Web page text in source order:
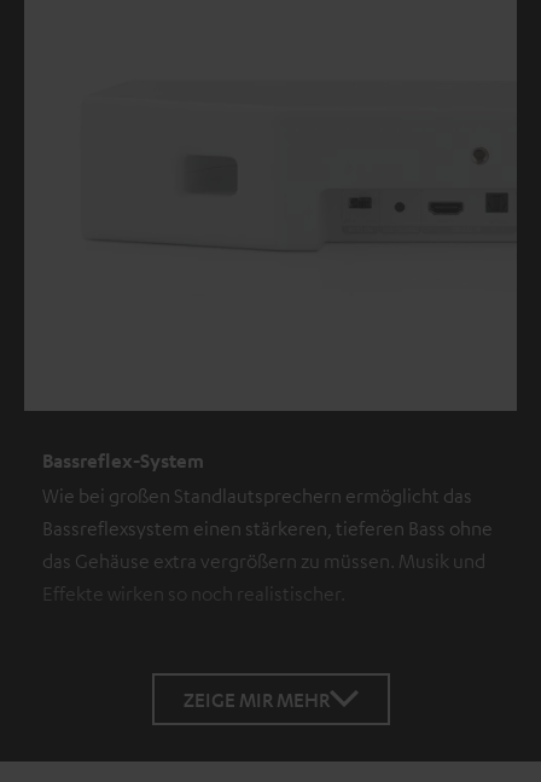
Bassreflex-System
Wie bei großen Standlautsprechern ermöglicht das
Bassreflexsystem einen stärkeren, tieferen Bass ohne
das Gehäuse extra vergrößern zu müssen. Musik und
Effekte wirken so noch realistischer.
ZEIGE MIR MEHR